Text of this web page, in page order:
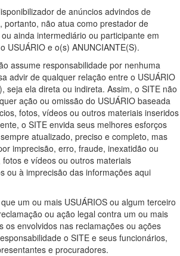
de anúncios advindos de
portanto, não atua como prestador de
ainda intermediário ou participante em
USUÁRIO e o(s) ANUNCIANTE(S).
assume responsabilidade por nenhuma
advir de qualquer relação entre o USUÁRIO
seja ela direta ou indireta. Assim, o SITE não
ação ou omissão do USUÁRIO baseada
fotos, vídeos ou outros materiais inseridos
o SITE envida seus melhores esforços
atualizado, preciso e completo, mas
imprecisão, erro, fraude, inexatidão ou
e vídeos ou outros materiais
ou à imprecisão das informações aqui
um ou mais USUÁRIOS ou algum terceiro
ou ação legal contra um ou mais
os envolvidos nas reclamações ou ações
o SITE e seus funcionários,
e procuradores.